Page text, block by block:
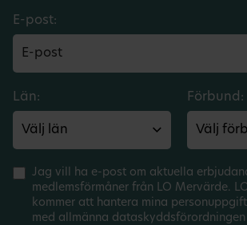
E-post:
Län: Förbund:
Jag vill ha e-post om aktuella
medlemsförmåner från LO Mervärde.
kommer att hantera mina
med allmänna dataskyddsförordningen